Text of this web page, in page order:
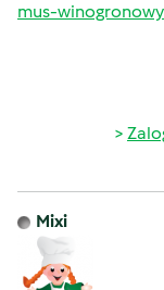
mus-
Mixi